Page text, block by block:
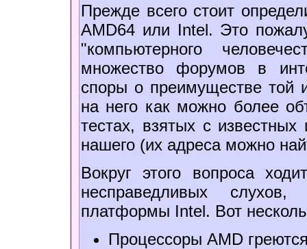
Прежде всего стоит
AMD64 или Intel. Это
"компьютерного
множество форумов в
споры о преимуществе той
на него как можно более
тестах, взятых с
нашего (их адреса можно
Вокруг этого вопроса
несправедливых
платформы Intel. Вот
Процессоры AMD